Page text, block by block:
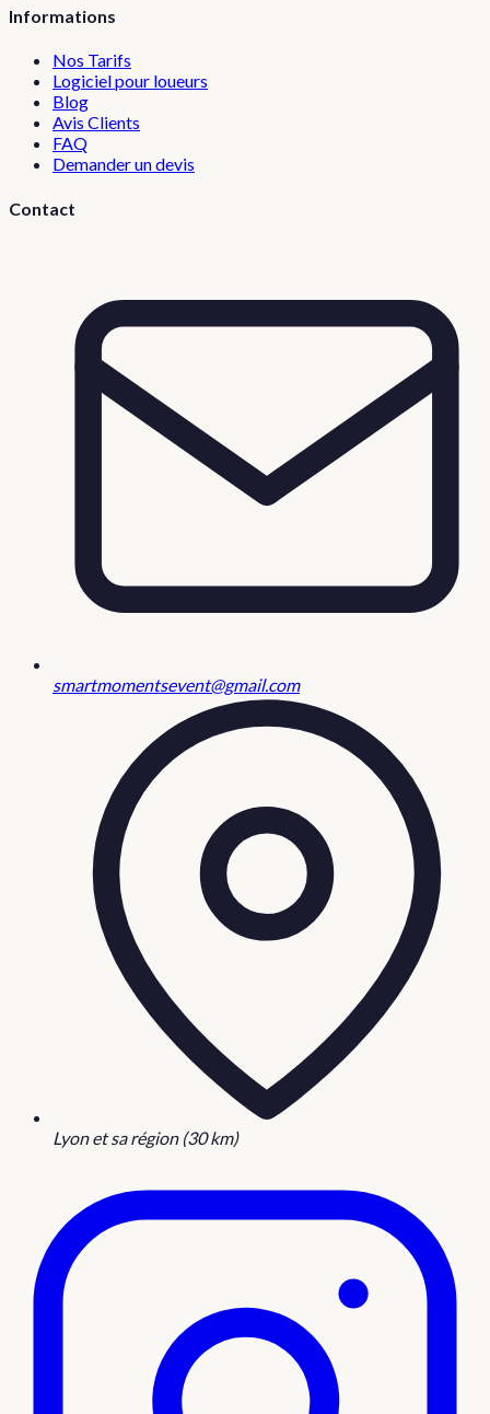
Informations
Nos Tarifs
Logiciel pour loueurs
Blog
Avis Clients
FAQ
Demander un devis
Contact
smartmomentsevent@gmail.com
Lyon et sa région (30 km)